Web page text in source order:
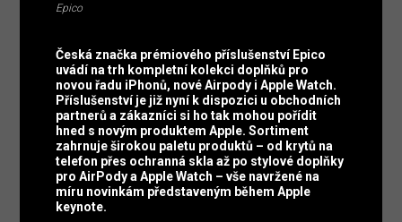
Epico
Česká značka prémiového příslušenství Epico
uvádí na trh kompletní kolekci doplňků pro
novou řadu iPhonů, nové Airpody i Apple Watch.
Příslušenství je již nyní k dispozici u obchodních
partnerů a zákazníci si ho tak mohou pořídit
hned s novým produktem Apple. Sortiment
zahrnuje širokou paletu produktů – od krytů na
telefon přes ochranná skla až po stylové doplňky
pro AirPody a Apple Watch – vše navržené na
míru novinkám představeným během Apple
keynote.